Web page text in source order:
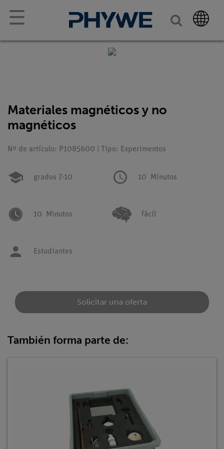
☰
Materiales magnéticos y no
magnéticos
Nº de artículo: P1085600 | Tipo: Experimentos
grados 7-10 10 Minutos
10 Minutos fácil
Estudiantes
Solicitar una oferta
También forma parte de: